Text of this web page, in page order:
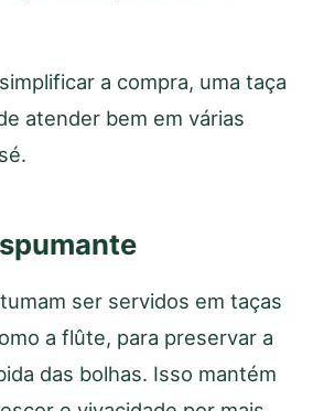
a compra, uma taça
atender bem em várias
ser servidos em taças
a flûte, para preservar a
das bolhas. Isso mantém